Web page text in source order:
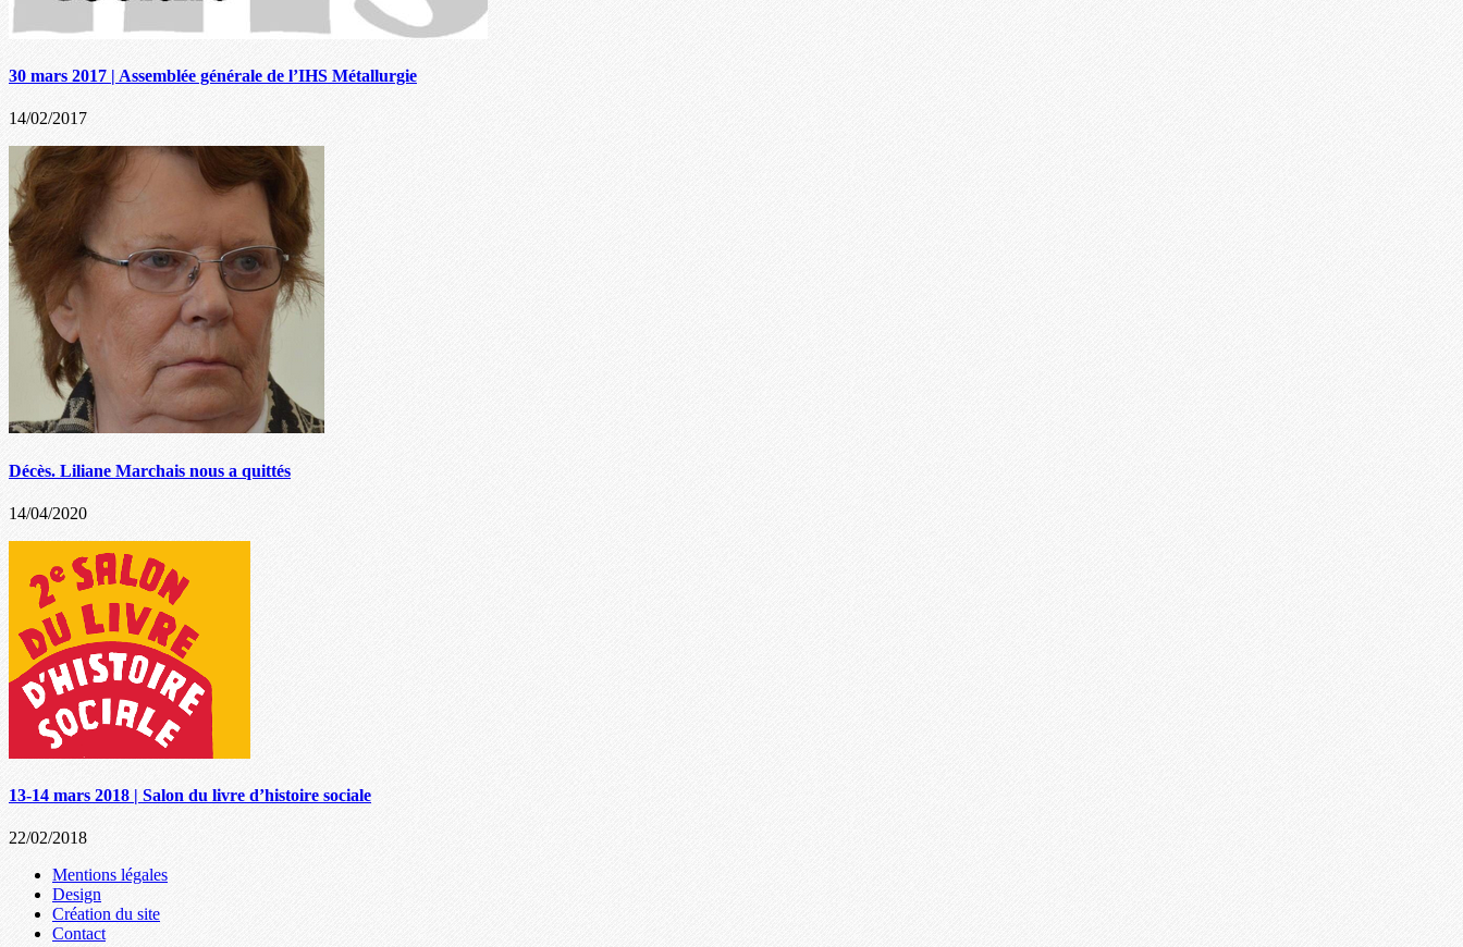
30 mars 2017 | Assemblée générale de l’IHS Métallurgie
14/02/2017
Décès. Liliane Marchais nous a quittés
14/04/2020
13-14 mars 2018 | Salon du livre d’histoire sociale
22/02/2018
Mentions légales
Design
Création du site
Contact